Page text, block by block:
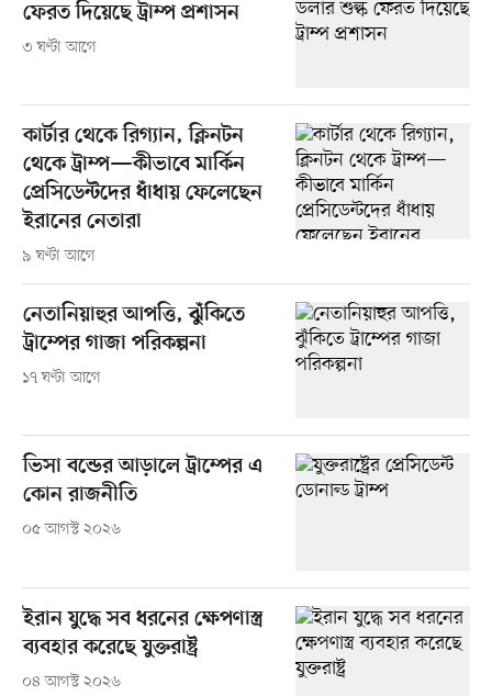
ফেরত দিয়েছে ট্রাম্প প্রশাসন
৩ ঘণ্টা আগে
কার্টার থেকে রিগ্যান, ক্লিনটন
থেকে ট্রাম্প—কীভাবে মার্কিন
প্রেসিডেন্টদের ধাঁধায় ফেলেছেন
ইরানের নেতারা
৯ ঘণ্টা আগে
নেতানিয়াহুর আপত্তি, ঝুঁকিতে
ট্রাম্পের গাজা পরিকল্পনা
১৭ ঘণ্টা আগে
ভিসা বন্ডের আড়ালে ট্রাম্পের এ
কোন রাজনীতি
০৫ আগস্ট ২০২৬
ইরান যুদ্ধে সব ধরনের ক্ষেপণাস্ত্র
ব্যবহার করেছে যুক্তরাষ্ট্র
০৪ আগস্ট ২০২৬